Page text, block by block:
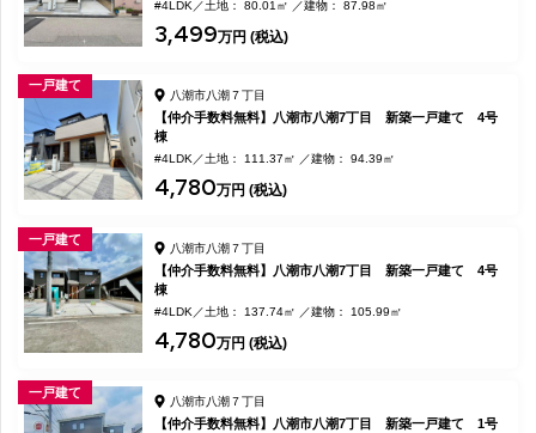
#4LDK 土地： 80.01㎡ 建物： 87.98㎡
3,499万円 (税込)
一戸建て
八潮市八潮７丁目
【仲介手数料無料】八潮市八潮7丁目 新築一戸建て 4号
棟
#4LDK 土地： 111.37㎡ 建物： 94.39㎡
4,780万円 (税込)
一戸建て
八潮市八潮７丁目
【仲介手数料無料】八潮市八潮7丁目 新築一戸建て 4号
棟
#4LDK 土地： 137.74㎡ 建物： 105.99㎡
4,780万円 (税込)
一戸建て
八潮市八潮７丁目
【仲介手数料無料】八潮市八潮7丁目 新築一戸建て 1号